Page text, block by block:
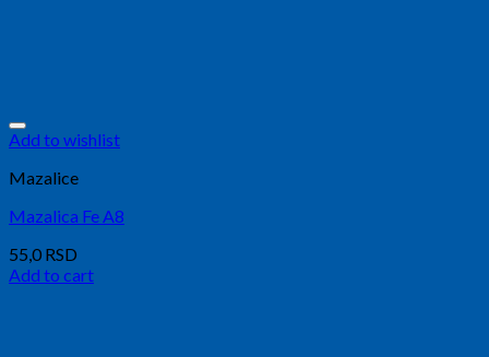
Add to wishlist
Mazalice
Mazalica Fe A8
55,0 RSD
Add to cart